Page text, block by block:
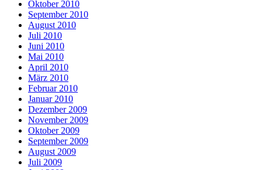
Oktober 2010
September 2010
August 2010
Juli 2010
Juni 2010
Mai 2010
April 2010
März 2010
Februar 2010
Januar 2010
Dezember 2009
November 2009
Oktober 2009
September 2009
August 2009
Juli 2009